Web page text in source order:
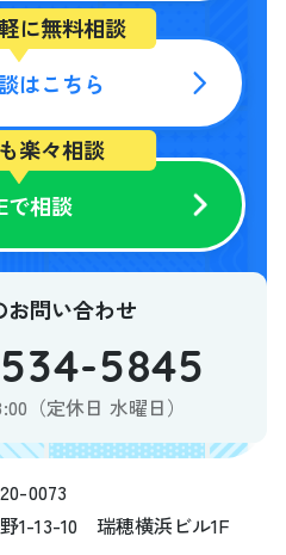
に無料相談
はこちら
楽々相談
で相談
お問い合わせ
5845
（定休日 水曜日）
0073
1-13-10 瑞穂横浜ビル1F